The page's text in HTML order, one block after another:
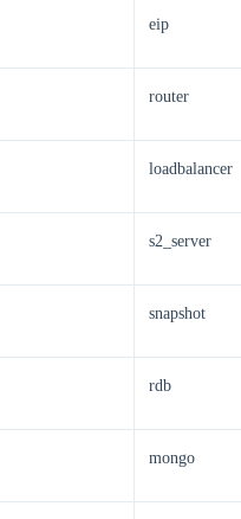
eip
router
loadbalancer
s2_server
snapshot
rdb
mongo